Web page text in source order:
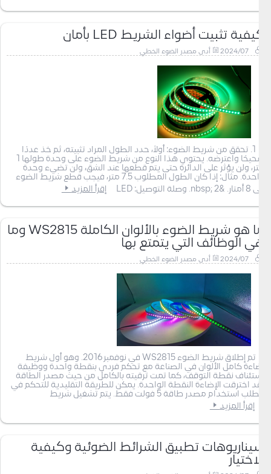
كيفية تثبيت أضواء الشريط LED بأمان
2024/07 أدى مصدر الضوء الخطي
1. تحقق من شريط الضوء: أولاً، حدد الطول المراد تثبيته، ثم خذ عددًا
صحيحًا واعترضه. يحتوي هذا النوع من شريط الضوء على وحدة طولها 1
متر، ولن يؤثر على الدائرة حتى يتم قطعها عند الشق، ولن تضيء وحدة
واحدة. مثال: إذا كان الطول المطلوب 7.5 متر، فيجب قطع شريط الضوء
إلى 8 أمتار. &nbsp; 2. وصلة التوصيل: LED
إقرأ المزيد
ما هو شريط الضوء بالألوان الكاملة WS2815 وما
هي الوظائف التي يتمتع بها
2024/07 أدى مصدر الضوء الخطي
تم إطلاق شريط الضوء WS2815 في نوفمبر 2016. وهو أول شريط
إضاءة كامل الألوان في الصناعة مع تحكم فردي بنقطة واحدة ووظيفة
استئناف نقطة التوقف، كما تمت ترقيته بالكامل من حيث مصدر الطاقة
لقد اخترقت الإضاءة النقطة الواحدة. يمكن للطريقة التقليدية للتحكم في
الطلب استخدام مصدر طاقة 5 فولت فقط. يتم تشغيل شريط
إقرأ المزيد
سيناريوهات تطبيق الشرائط الضوئية وكيفية
الاختيار